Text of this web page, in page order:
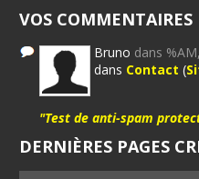
VOS COMMENTAIRES
Bruno dans
dans Contact (
"Test de anti-spam
DERNIÈRES PAGES